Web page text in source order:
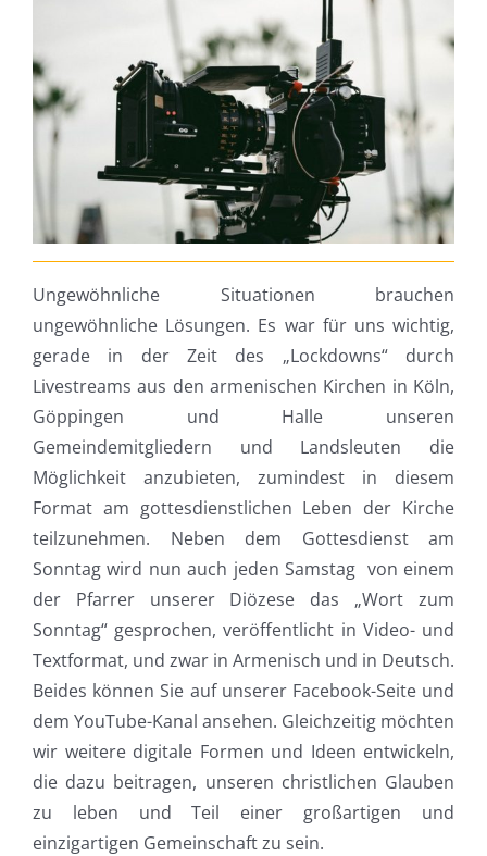
Ungewöhnliche Situationen brauchen
ungewöhnliche Lösungen. Es war für uns wichtig,
gerade in der Zeit des „Lockdowns“ durch
Livestreams aus den armenischen Kirchen in Köln,
Göppingen und Halle unseren
Gemeindemitgliedern und Landsleuten die
Möglichkeit anzubieten, zumindest in diesem
Format am gottesdienstlichen Leben der Kirche
teilzunehmen. Neben dem Gottesdienst am
Sonntag wird nun auch jeden Samstag von einem
der Pfarrer unserer Diözese das „Wort zum
Sonntag“ gesprochen, veröffentlicht in Video- und
Textformat, und zwar in Armenisch und in Deutsch.
Beides können Sie auf unserer Facebook-Seite und
dem YouTube-Kanal ansehen. Gleichzeitig möchten
wir weitere digitale Formen und Ideen entwickeln,
die dazu beitragen, unseren christlichen Glauben
zu leben und Teil einer großartigen und
einzigartigen Gemeinschaft zu sein.